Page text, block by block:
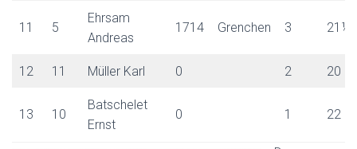
11 5
Ehrsam
Andreas
1714 Grenchen 3 21½
12 11 Müller Karl 0 2 20
13 10
Batschelet
Ernst
0 1 22